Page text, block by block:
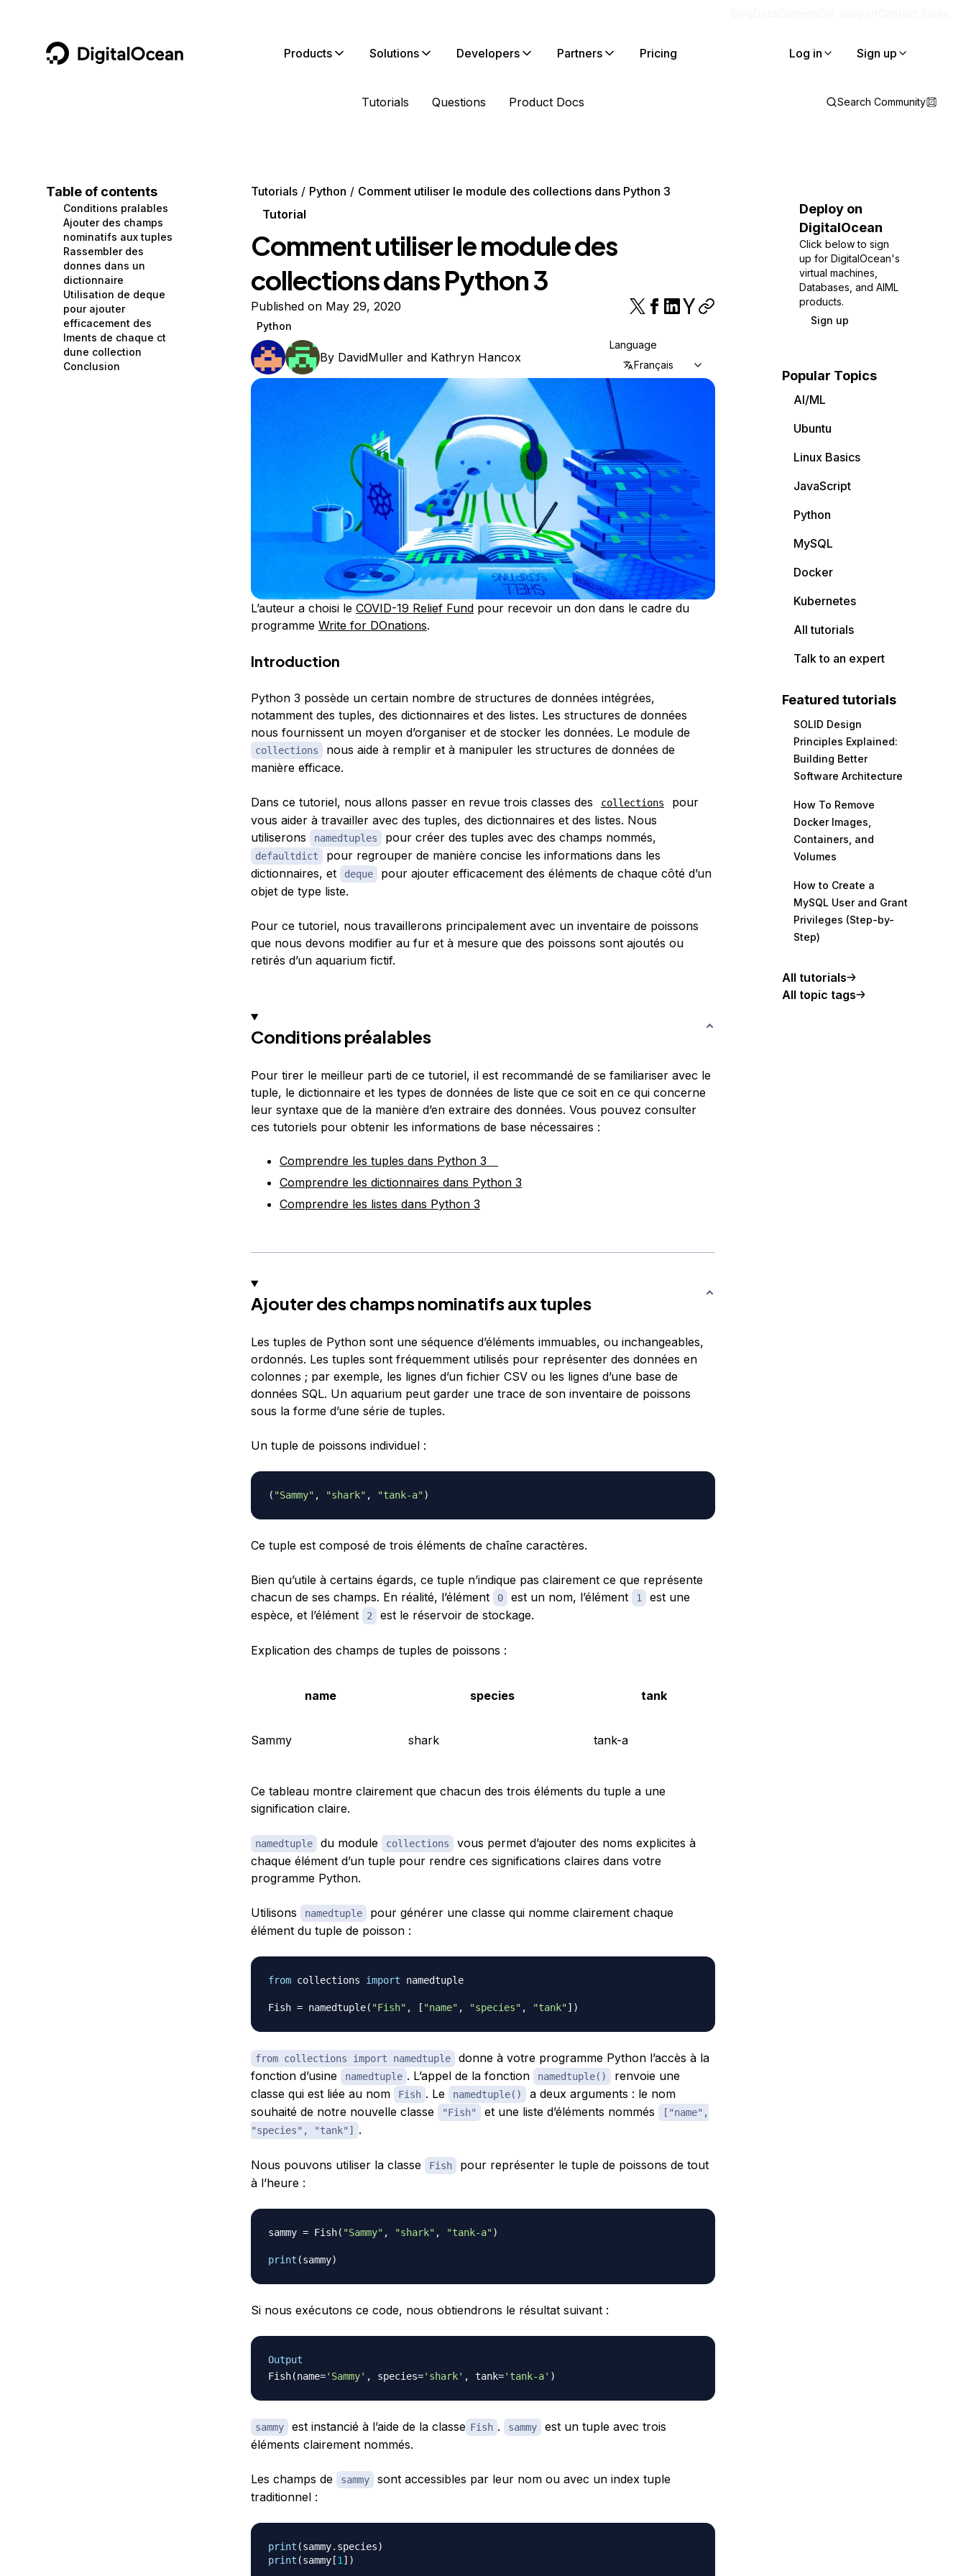
DigitalOcean Products
Containers and Images
Managed Databases
Management and Dev Tools
Networking
Security
Storage
Browse all products
Solutions
Data and IoT
Developer Tools
Gaming and Media
Hosting
Security and Networking
Startups and SMBs
Web and App Platforms
Developers
Developer Tools
Get Involved
Utilities and Help
Partners Pricing Log in Sign up
Tutorials Questions Product Docs Search Community
Table of contents
Conditions pralables
Ajouter des champs
nominatifs aux tuples
Rassembler des
donnes dans un
dictionnaire
Utilisation de deque
pour ajouter
efficacement des
lments de chaque ct
dune collection
Conclusion
Tutorials Python
Comment utiliser le module des collections dans Python 3
Tutorial
Comment utiliser le module des
collections dans Python 3
Published on May 29, 2020
Python
By DavidMullerand Kathryn Hancox
Language
Français
L’auteur a choisi le COVID-19 Relief Fundpour recevoir un don dans le cadre du
programme Write for DOnations.
Introduction
Python 3 possède un certain nombre de structures de données intégrées,
notamment des tuples, des dictionnaires et des listes. Les structures de données
nous fournissent un moyen d’organiser et de stocker les données. Le module de
collections
nous aide à remplir et à manipuler les structures de données de
manière efficace.
Dans ce tutoriel, nous allons passer en revue trois classes des collections
pour
vous aider à travailler avec des tuples, des dictionnaires et des listes. Nous
utiliserons
namedtuples pour créer des tuples avec des champs nommés,
defaultdict
pour regrouper de manière concise les informations dans les
dictionnaires, et
deque
pour ajouter efficacement des éléments de chaque côté d’un
objet de type liste.
Pour ce tutoriel, nous travaillerons principalement avec un inventaire de poissons
que nous devons modifier au fur et à mesure que des poissons sont ajoutés ou
retirés d’un aquarium fictif.
Conditions préalables
Pour tirer le meilleur parti de ce tutoriel, il est recommandé de se familiariser avec le
tuple, le dictionnaire et les types de données de liste que ce soit en ce qui concerne
leur syntaxe que de la manière d’en extraire des données. Vous pouvez consulter
ces tutoriels pour obtenir les informations de base nécessaires :
Comprendre les tuples dans Python 3
Comprendre les dictionnaires dans Python 3
Comprendre les listes dans Python 3
Ajouter des champs nominatifs aux tuples
Les tuples de Python sont une séquence d’éléments immuables, ou inchangeables,
ordonnés. Les tuples sont fréquemment utilisés pour représenter des données en
colonnes ; par exemple, les lignes d’un fichier CSV ou les lignes d’une base de
données SQL. Un aquarium peut garder une trace de son inventaire de poissons
sous la forme d’une série de tuples.
Un tuple de poissons individuel :
( "Sammy" , "shark" , "tank-a")
Ce tuple est composé de trois éléments de chaîne caractères.
Bien qu’utile à certains égards, ce tuple n’indique pas clairement ce que représente
chacun de ses champs. En réalité, l’élément
0 est un nom, l’élément 1
est une
espèce, et l’élément
2 est le réservoir de stockage.
Explication des champs de tuples de poissons :
name species tank
Sammy shark tank-a
Ce tableau montre clairement que chacun des trois éléments du tuple a une
signification claire.
namedtuple du module collections
vous permet d’ajouter des noms explicites à
chaque élément d’un tuple pour rendre ces significations claires dans votre
programme Python.
Utilisons namedtuple
pour générer une classe qui nomme clairement chaque
élément du tuple de poisson :
from collections import namedtuple
Fish = namedtuple( "Fish" , [ "name" , "species" , "tank"] )
from collections import namedtuple
donne à votre programme Python l’accès à la
fonction d’usine
namedtuple . L’appel de la fonction namedtuple()
renvoie une
classe qui est liée au nom
Fish . Le namedtuple()
a deux arguments : le nom
souhaité de notre nouvelle classe
"Fish" et une liste d’éléments nommés
["name",
"species", "tank"] .
Nous pouvons utiliser la classe Fish
pour représenter le tuple de poissons de tout
à l’heure :
sammy = Fish( "Sammy" , "shark" , "tank-a")
print (sammy)
Si nous exécutons ce code, nous obtiendrons le résultat suivant :
Output
Fish(name='Sammy' , species='shark' , tank='tank-a' )
sammy est instancié à l’aide de la classe Fish . sammy
est un tuple avec trois
éléments clairement nommés.
Les champs de sammy
sont accessibles par leur nom ou avec un index tuple
traditionnel :
print (sammy. species)
print (sammy[1 ] )
Deploy on
DigitalOcean
Click below to sign
up for DigitalOcean's
virtual machines,
Databases, and AIML
products.
Sign up
Popular Topics
AI/ML
Ubuntu
Linux Basics
JavaScript
Python
MySQL
Docker
Kubernetes
All tutorials
Talk to an expert
Featured tutorials
SOLID Design
Principles Explained:
Building Better
Software Architecture
How To Remove
Docker Images,
Containers, and
Volumes
How to Create a
MySQL User and Grant
Privileges (Step-by-
Step)
All tutorials
All topic tags